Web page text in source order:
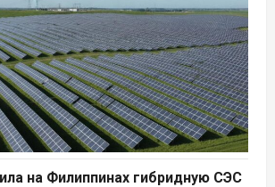
на Филиппинах гибридную СЭС